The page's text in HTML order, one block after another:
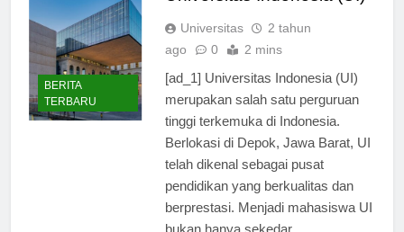
BERITA
TERBARU
Universitas Indonesia (UI)
Universitas
2 tahun
[ad_1] Universitas Indonesia (UI)
merupakan salah satu perguruan
tinggi terkemuka di Indonesia.
Berlokasi di Depok, Jawa Barat, UI
telah dikenal sebagai pusat
pendidikan yang berkualitas dan
berprestasi. Menjadi mahasiswa UI